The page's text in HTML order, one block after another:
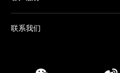
联系我们